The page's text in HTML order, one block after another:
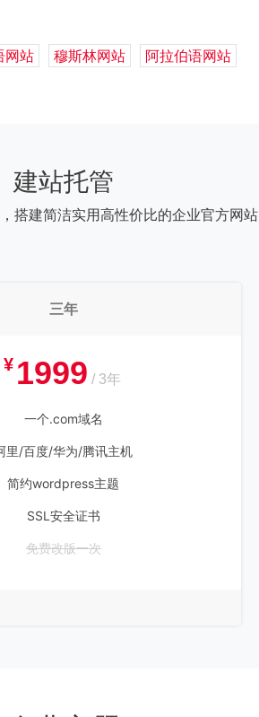
网站 穆斯林网站 阿拉伯语网站
建站托管
搭建简洁实用高性价比的企业官方网站
三年
¥ 1999 / 3年
一个.com域名
里/百度/华为/腾讯主机
简约wordpress主题
SSL安全证书
免费改版一次